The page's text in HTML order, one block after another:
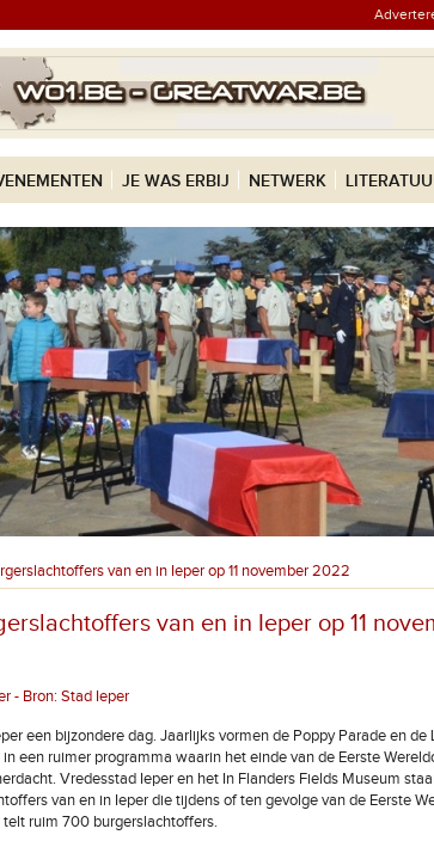
JE WAS ERBIJ NETWERK
van en in Ieper op 11 november 2022
van en in Ieper op 11
- Bron: Stad Ieper
een bijzondere dag. Jaarlijks vormen de Poppy Parade en de
een ruimer programma waarin het einde van de Eerste
Vredesstad Ieper en het In Flanders Fields Museum
van en in Ieper die tijdens of ten gevolge van de Eerste
ruim 700 burgerslachtoffers.